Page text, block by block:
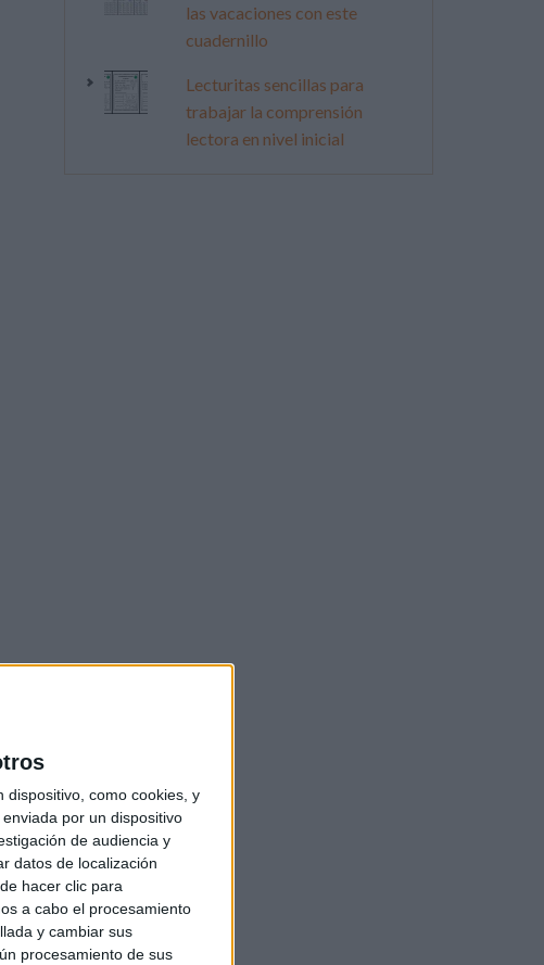
dispositivo, como cookies, y
por un dispositivo
de audiencia y
datos de localización
hacer clic para
a cabo el procesamiento
y cambiar sus
procesamiento de sus
las vacaciones con este
cuadernillo
Lecturitas sencillas para
trabajar la comprensión
lectora en nivel inicial